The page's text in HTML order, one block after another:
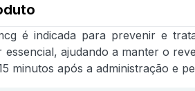
é indicada para prevenir e
ajudando a manter o
minutos após a administração e